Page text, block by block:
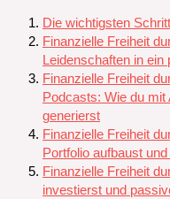
Die wichtigsten
Finanzielle Freiheit
Leidenschaften in
Finanzielle Freiheit
Podcasts: Wie du
generierst
Finanzielle Freiheit
Portfolio aufbaust
Finanzielle Freiheit
investierst und